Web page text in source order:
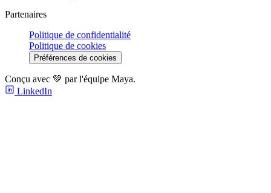
Partenaires
Politique de confidentialité
Politique de cookies
Préférences de cookies
Conçu avec 💚 par l'équipe Maya.
LinkedIn